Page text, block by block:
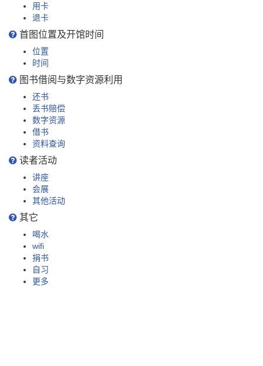
用卡
退卡
首图位置及开馆时间
位置
时间
图书借阅与数字资源利用
还书
丢书赔偿
数字资源
借书
资料查询
读者活动
讲座
会展
其他活动
其它
喝水
wifi
捐书
自习
更多